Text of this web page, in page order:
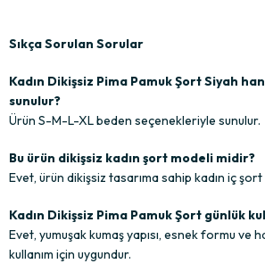
Sıkça Sorulan Sorular
Kadın Dikişsiz Pima Pamuk Şort Siyah
sunulur?
Ürün S-M-L-XL beden seçenekleriyle sunulur.
Bu ürün dikişsiz kadın şort modeli midir?
Evet, ürün dikişsiz tasarıma sahip kadın iç
Kadın Dikişsiz Pima Pamuk Şort günlük
Evet, yumuşak kumaş yapısı, esnek formu ve
kullanım için uygundur.